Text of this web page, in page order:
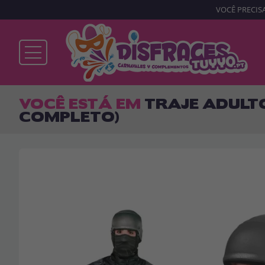
Já sou cliente
VOCÊ
VOCÊ ESTÁ EM TRAJE
COMPLETO)